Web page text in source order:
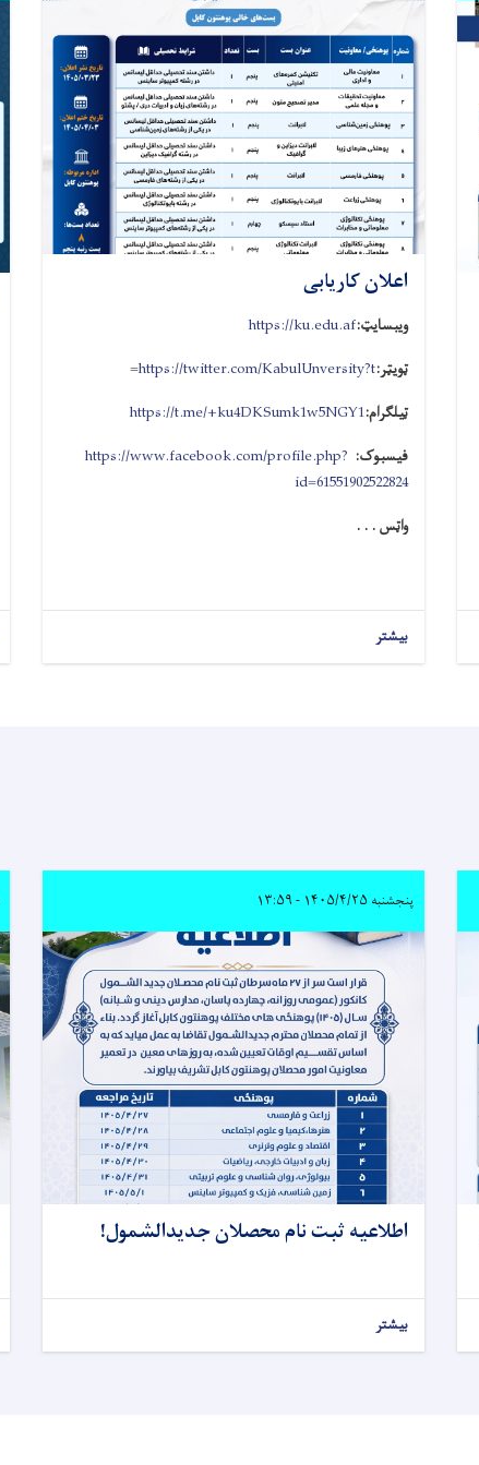
اعلان کاریابی
ویبسایټ:https://ku.edu.af
ټویټر:https://twitter.com/KabulUnversity?t
=
ټیلګرام:https://t.me/+ku4DKSumk1w5NGY1
فیسبوک: https://www.facebook.com/profile.php?
id=61551902522824
واټس . . .
بیشتر
پنجشنبه ۱۴۰۵/۴/۲۵ - ۱۳:۵۹
اطلاعیه ثبت‌ نام محصلان جدیدالشمول!
بیشتر